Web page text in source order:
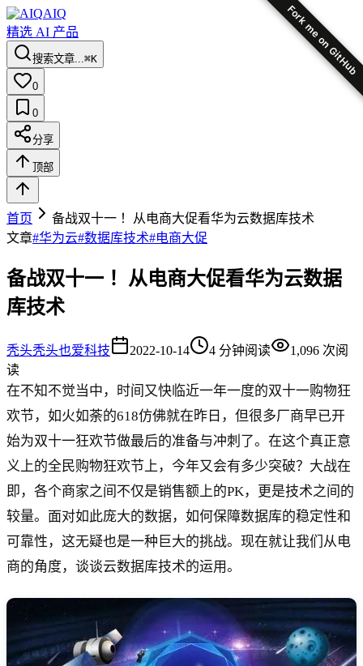
Fork me on GitHub
AIQ
精选 AI 产品
搜索文章...⌘K
0
0
分享
顶部
首页
备战双十一 ！从电商大促看华为云数据库技术
文章#华为云#数据库技术#电商大促
备战双十一 ！从电商大促看华为云数据
库技术
秃头秃头也爱科技 2022-10-14 4 分钟阅读 1,096 次阅
读
在不知不觉当中，时间又快临近一年一度的双十一购物狂
欢节，如火如荼的618仿佛就在昨日，但很多厂商早已开
始为双十一狂欢节做最后的准备与冲刺了。在这个真正意
义上的全民购物狂欢节上，今年又会有多少突破？大战在
即，各个商家之间不仅是销售额上的PK，更是技术之间的
较量。面对如此庞大的数据，如何保障数据库的稳定性和
可靠性，这无疑也是一种巨大的挑战。现在就让我们从电
商的角度，谈谈云数据库技术的运用。